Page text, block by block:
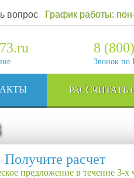
вопрос График работы:
8
Звонок по
РАССЧИТАТЬ
Получите расчет
предложение в течение 3-х